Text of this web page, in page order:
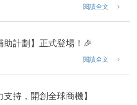
閱讀全文
助計劃】正式登場！🎉
閱讀全文
支持，開創全球商機】